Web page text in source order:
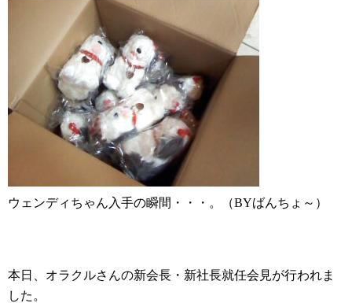
ウェンディちゃん入手の瞬間・・・。（BYばんちょ～）
本日、オラクルさんの新会長・新社長就任会見が行われま
した。